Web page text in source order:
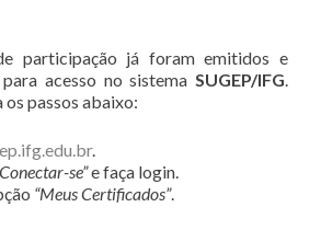
participação já foram emitidos e
acesso no sistema SUGEP/IFG.
passos abaixo:
.
se”e faça login.
“Meus Certificados”.